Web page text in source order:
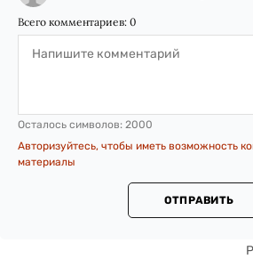
Всего комментариев: 0
Осталось символов: 2000
Авторизуйтесь, чтобы иметь возможность
материалы
ОТПРАВИТЬ